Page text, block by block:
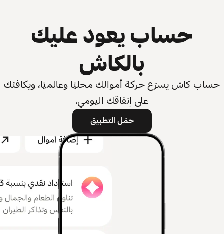
حساب يعود عليك
بالكاش
حساب كاش يسرّع حركة أموالك محليًا وعالميًا، ويكافئك
على إنفاقك اليومي.
حمّل التطبيق